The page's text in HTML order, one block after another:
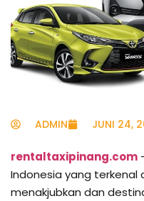
ADMIN JUNI 24,
rentaltaxipinang.com
Indonesia yang
menakjubkan dan